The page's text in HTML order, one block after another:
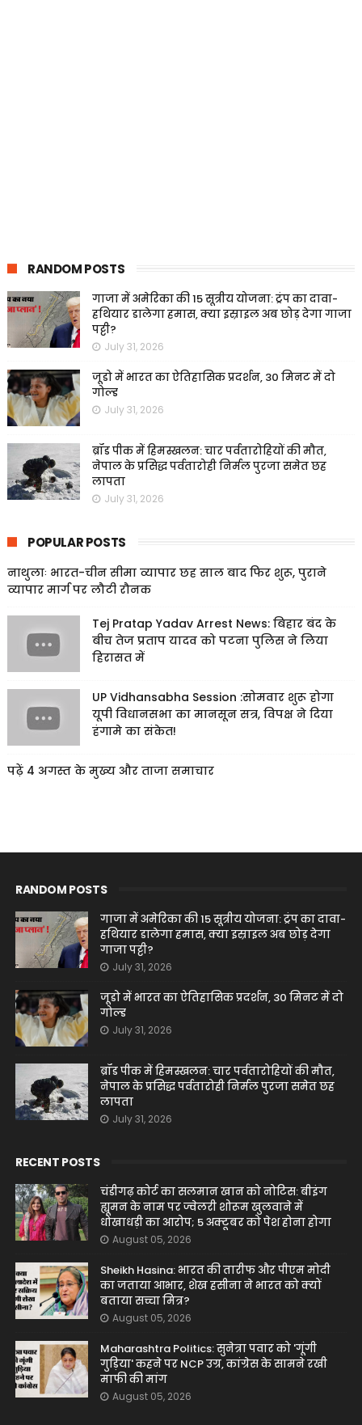
RANDOM POSTS
गाजा में अमेरिका की 15 सूत्रीय योजना: ट्रंप का दावा-
हथियार डालेगा हमास, क्या इस्राइल अब छोड़ देगा गाजा
पट्टी?
July 31, 2026
जूडो में भारत का ऐतिहासिक प्रदर्शन, 30 मिनट में दो
गोल्ड
July 31, 2026
ब्रॉड पीक में हिमस्खलन: चार पर्वतारोहियों की मौत,
नेपाल के प्रसिद्ध पर्वतारोही निर्मल पुरजा समेत छह
लापता
July 31, 2026
POPULAR POSTS
नाथुलाः भारत-चीन सीमा व्यापार छह साल बाद फिर शुरू, पुराने
व्यापार मार्ग पर लौटी रौनक
Tej Pratap Yadav Arrest News: बिहार बंद के
बीच तेज प्रताप यादव को पटना पुलिस ने लिया
हिरासत में
UP Vidhansabha Session :सोमवार शुरू होगा
यूपी विधानसभा का मानसून सत्र, विपक्ष ने दिया
हंगामे का संकेत!
पढ़ें 4 अगस्त के मुख्य और ताजा समाचार
RANDOM POSTS
गाजा में अमेरिका की 15 सूत्रीय योजना: ट्रंप का दावा-
हथियार डालेगा हमास, क्या इस्राइल अब छोड़ देगा
गाजा पट्टी?
July 31, 2026
जूडो में भारत का ऐतिहासिक प्रदर्शन, 30 मिनट में दो
गोल्ड
July 31, 2026
ब्रॉड पीक में हिमस्खलन: चार पर्वतारोहियों की मौत,
नेपाल के प्रसिद्ध पर्वतारोही निर्मल पुरजा समेत छह
लापता
July 31, 2026
RECENT POSTS
चंडीगढ़ कोर्ट का सलमान खान को नोटिस: बीइंग
ह्यूमन के नाम पर ज्वेलरी शोरूम खुलवाने में
धोखाधड़ी का आरोप; 5 अक्टूबर को पेश होना होगा
August 05, 2026
Sheikh Hasina: भारत की तारीफ और पीएम मोदी
का जताया आभार, शेख हसीना ने भारत को क्यों
बताया सच्चा मित्र?
August 05, 2026
Maharashtra Politics: सुनेत्रा पवार को 'गूंगी
गुड़िया' कहने पर NCP उग्र, कांग्रेस के सामने रखी
माफी की मांग
August 05, 2026